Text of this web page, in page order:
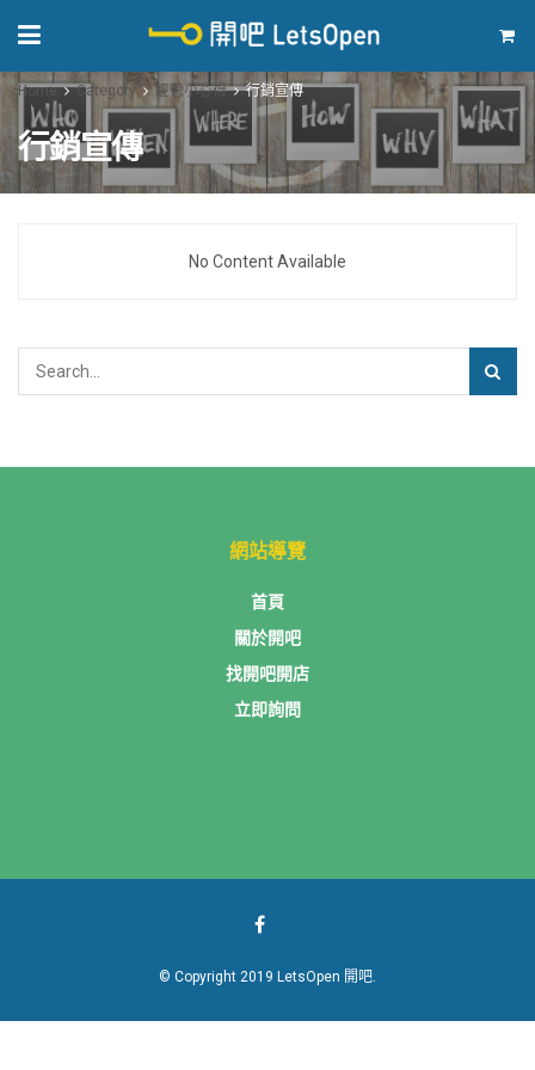
Home Category 經營小心得 行銷宣傳
行銷宣傳
No Content Available
網站導覽
首頁
關於開吧
找開吧開店
立即詢問
© Copyright 2019 LetsOpen 開吧.